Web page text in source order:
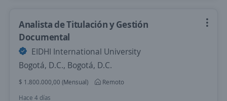
Analista de Titulación y Gestión
Documental
EIDHI International University
Bogotá, D.C., Bogotá, D.C.
$ 1.800.000,00 (Mensual)
Remoto
Hace 4 días